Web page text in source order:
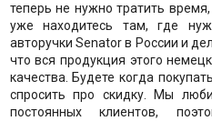
теперь не нужно тратить
уже находитесь там, где
авторучки Senator в России и
что вся продукция этого
качества. Будете когда
спросить про скидку. Мы
постоянных клиентов,